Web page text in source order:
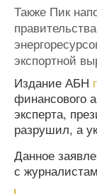
Также Пик
экспортной
Издание АБН
финансового
эксперта,
разрушил, а
Данное
с